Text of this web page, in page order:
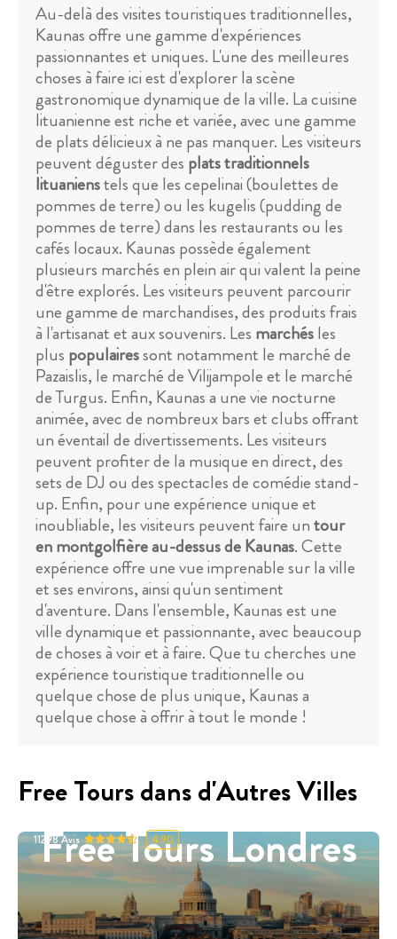
Au-delà des visites touristiques traditionnelles,
Kaunas offre une gamme d'expériences
passionnantes et uniques. L'une des meilleures
choses à faire ici est d'explorer la scène
gastronomique dynamique de la ville. La cuisine
lituanienne est riche et variée, avec une gamme
de plats délicieux à ne pas manquer. Les visiteurs
peuvent déguster des plats traditionnels
lituanienstels que les cepelinai (boulettes de
pommes de terre) ou les kugelis (pudding de
pommes de terre) dans les restaurants ou les
cafés locaux. Kaunas possède également
plusieurs marchés en plein air qui valent la peine
d'être explorés. Les visiteurs peuvent parcourir
une gamme de marchandises, des produits frais
à l'artisanat et aux souvenirs. Les marchésles
plus populairessont notamment le marché de
Pazaislis, le marché de Vilijampole et le marché
de Turgus. Enfin, Kaunas a une vie nocturne
animée, avec de nombreux bars et clubs offrant
un éventail de divertissements. Les visiteurs
peuvent profiter de la musique en direct, des
sets de DJ ou des spectacles de comédie stand-
up. Enfin, pour une expérience unique et
inoubliable, les visiteurs peuvent faire untour
en montgolfière au-dessus de Kaunas. Cette
expérience offre une vue imprenable sur la ville
et ses environs, ainsi qu'un sentiment
d'aventure. Dans l'ensemble, Kaunas est une
ville dynamique et passionnante, avec beaucoup
de choses à voir et à faire. Que tu cherches une
expérience touristique traditionnelle ou
quelque chose de plus unique, Kaunas a
quelque chose à offrir à tout le monde !
Free Tours dans d'Autres Villes
Free Tours Londres
11298Avis 4.90